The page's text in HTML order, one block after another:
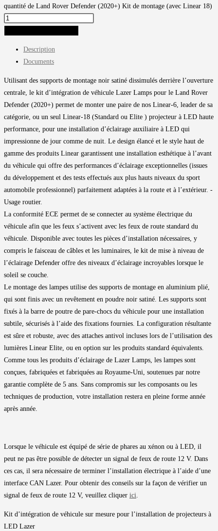
quantité de Land Rover Defender (2020+) Kit de montage (avec Linear 18)
Description
Documents
Utilisant des supports de montage noir satiné dissimulés derrière l’ouverture
centrale, le kit d’intégration de véhicule Lazer Lamps pour le Land Rover
Defender (2020+) permet de monter une paire de nos Linear-6, leader de sa
catégorie, ou un seul Linear-18 (Standard ou Elite ) projecteur à LED haute
performance, pour une installation d’éclairage auxiliaire à LED qui
impressionne de jour comme de nuit. Le design élancé et le style haut de
gamme des produits Linear garantissent une installation esthétique à l’avant
du véhicule qui offre des performances d’éclairage exceptionnelles (issues
du développement et des tests effectués aux plus hauts niveaux du sport
automobile professionnel) parfaitement adaptées à la route et à l’extérieur. -
Usage routier.
La conformité ECE permet de se connecter au système électrique du
véhicule afin que les feux s’activent avec les feux de route standard du
véhicule. Disponible avec toutes les pièces d’installation nécessaires, y
compris le faisceau de câbles et les luminaires, le kit de mise à niveau de
l’éclairage Defender offre des niveaux d’éclairage incroyables lorsque le
soleil se couche.
Le montage des lampes utilise des supports de montage en aluminium plié,
qui sont finis avec un revêtement en poudre noir satiné. Les supports sont
fixés à la barre de poutre de pare-chocs du véhicule pour une installation
subtile, sécurisés à l’aide des fixations fournies. La configuration résultante
est sûre et robuste, avec des attaches antivol incluses lors de l’utilisation des
lumières Linear Elite, ou en option sur les produits standard équivalents.
Comme tous les produits d’éclairage de Lazer Lamps, les lampes sont
conçues, fabriquées et fabriquées au Royaume-Uni, soutenues par notre
garantie complète de 5 ans. Sans compromis sur les composants ou les
techniques de production, votre installation restera en pleine forme année
après année.
Lorsque le véhicule est équipé de série de phares au xénon ou à LED, il
peut ne pas être possible de détecter un signal de feux de route 12 V. Dans
ces cas, il sera nécessaire de terminer l’installation électrique à l’aide d’une
interface CAN Lazer. Pour obtenir des conseils sur la façon de vérifier un
signal de feux de route 12 V, veuillez cliquer ici.
Kit d’intégration de véhicule sur mesure pour l’installation de projecteurs à
LED Lazer